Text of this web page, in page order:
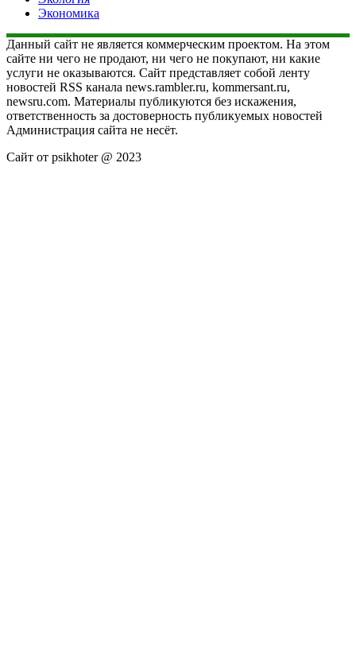
Экономика
Данный сайт не является коммерческим проектом. На этом
сайте ни чего не продают, ни чего не покупают, ни какие
услуги не оказываются. Сайт представляет собой ленту
новостей RSS канала news.rambler.ru, kommersant.ru,
newsru.com. Материалы публикуются без искажения,
ответственность за достоверность публикуемых новостей
Администрация сайта не несёт.
Сайт от psikhoter @ 2023